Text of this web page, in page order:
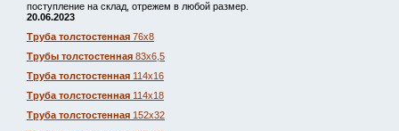
поступление на склад, отрежем в любой размер.
20.06.2023
Труба толстостенная 76х8
Трубы толстостенная 83х6,5
Труба толстостенная 114х16
Труба толстостенная 114х18
Труба толстостенная 152х32